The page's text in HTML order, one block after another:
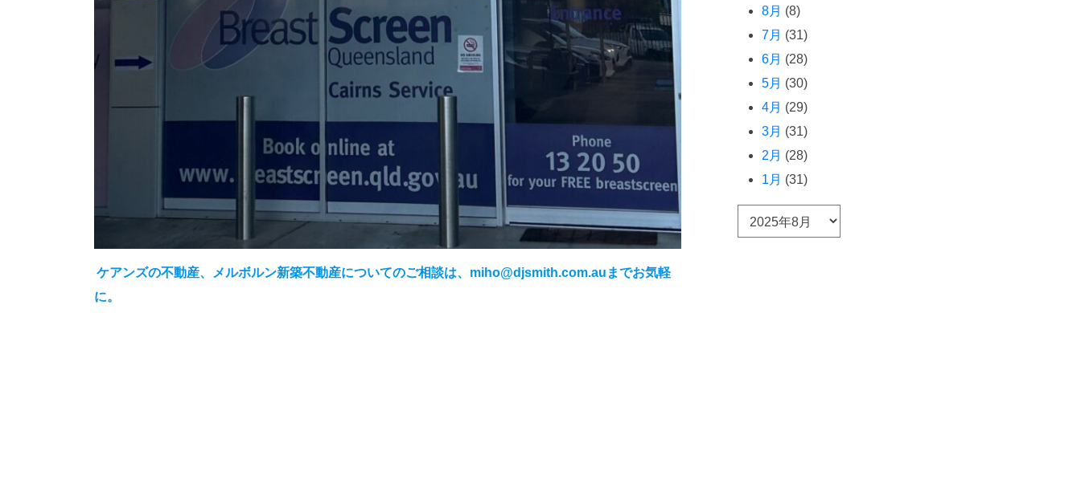
ケアンズの不動産、メルボルン新築不動産についてのご相談は、miho@djsmith.com.auまでお気軽
に。
8月 (8)
7月 (31)
6月 (28)
5月 (30)
4月 (29)
3月 (31)
2月 (28)
1月 (31)
ー